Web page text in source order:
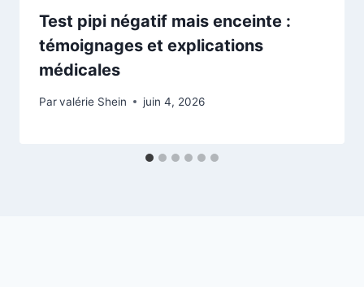
Test pipi négatif mais enceinte :
témoignages et explications
médicales
Parvalérie Shein juin 4, 2026